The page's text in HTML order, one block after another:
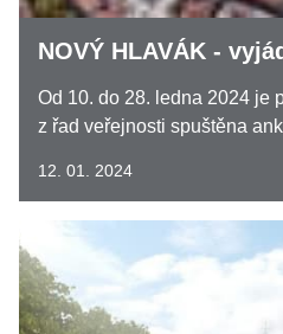
NOVÝ HLAVÁK -
Od 10. do 28. ledna 2024 je
z řad veřejnosti spuštěna
12. 01. 2024